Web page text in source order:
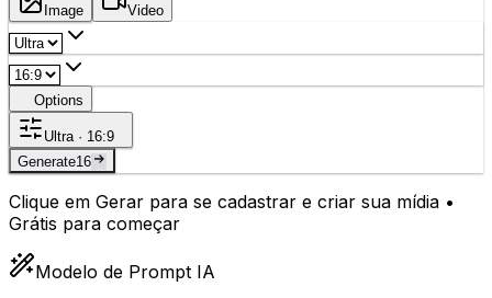
Image Video
Options
Ultra · 16:9
Generate16
Clique em Gerar para se cadastrar e criar sua mídia •
Grátis para começar
Modelo de Prompt IA